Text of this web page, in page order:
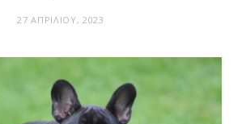
27 ΑΠΡΙΛΊΟΥ, 2023